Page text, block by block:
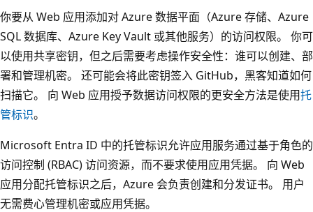
你要从 Web 应用添加对 Azure 数据平面（Azure 存储、Azure
SQL 数据库、Azure Key Vault 或其他服务）的访问权限。 你可
以使用共享密钥，但之后需要考虑操作安全性：谁可以创建、部
署和管理机密。 还可能会将此密钥签入 GitHub，黑客知道如何
扫描它。 向 Web 应用授予数据访问权限的更安全方法是使用托
管标识。
Microsoft Entra ID 中的托管标识允许应用服务通过基于角色的
访问控制 (RBAC) 访问资源，而不要求使用应用凭据。 向 Web
应用分配托管标识之后，Azure 会负责创建和分发证书。 用户
无需费心管理机密或应用凭据。